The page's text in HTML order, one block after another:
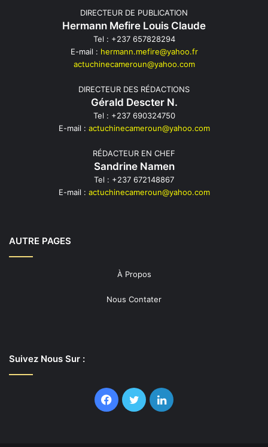
DIRECTEUR DE PUBLICATION
Hermann Mefire Louis Claude
Tel : +237 657828294
E-mail : hermann.mefire@yahoo.fr
actuchinecameroun@yahoo.com
DIRECTEUR DES RÉDACTIONS
Gérald Descter N.
Tel : +237 690324750
E-mail : actuchinecameroun@yahoo.com
RÉDACTEUR EN CHEF
Sandrine Namen
Tel : +237 672148867
E-mail : actuchinecameroun@yahoo.com
AUTRE PAGES
À Propos
Nous Contater
Suivez Nous Sur :
Facebook
TwitterLinkedin